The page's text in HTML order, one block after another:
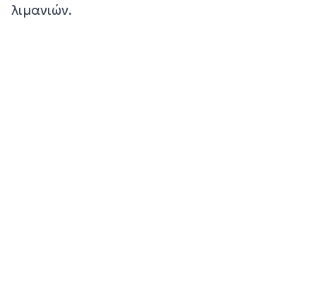
λιμανιών.